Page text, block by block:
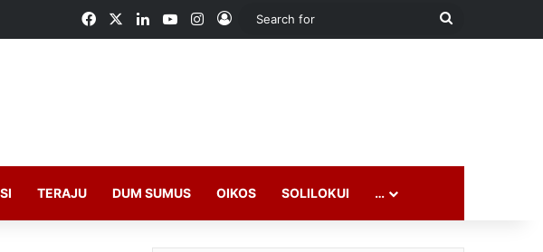
FacebookLinkedInYouTubeInstagram
Log In
Search
TERAJU DUM SUMUS OIKOS SOLILOKUI …